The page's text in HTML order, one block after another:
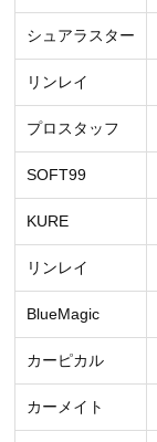
シュアラスター
リンレイ
プロスタッフ
SOFT99
KURE
リンレイ
BlueMagic
カーピカル
カーメイト